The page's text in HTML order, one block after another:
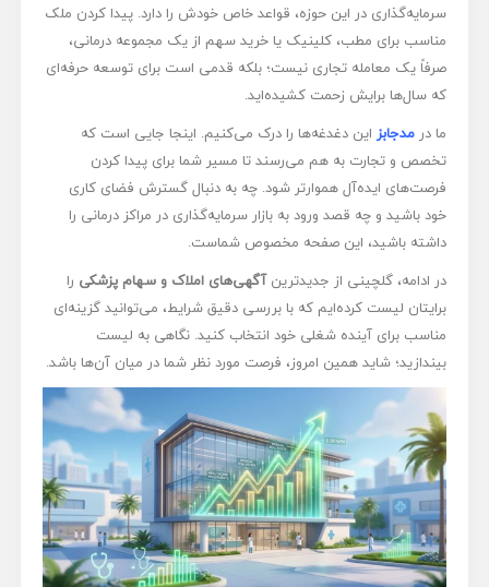
سرمایه‌گذاری در این حوزه، قواعد خاص خودش را دارد. پیدا کردن ملک
مناسب برای مطب، کلینیک یا خرید سهم از یک مجموعه درمانی،
صرفاً یک معامله تجاری نیست؛ بلکه قدمی است برای توسعه حرفه‌ای
که سال‌ها برایش زحمت کشیده‌اید.
ما درمدجابز این دغدغه‌ها را درک می‌کنیم. اینجا جایی است که
تخصص و تجارت به هم می‌رسند تا مسیر شما برای پیدا کردن
فرصت‌های ایده‌آل هموارتر شود. چه به دنبال گسترش فضای کاری
خود باشید و چه قصد ورود به بازار سرمایه‌گذاری در مراکز درمانی را
داشته باشید، این صفحه مخصوص شماست.
در ادامه، گلچینی از جدیدترینآگهی‌های املاک و سهام پزشکی را
برایتان لیست کرده‌ایم که با بررسی دقیق شرایط، می‌توانید گزینه‌ای
مناسب برای آینده شغلی خود انتخاب کنید. نگاهی به لیست
بیندازید؛ شاید همین امروز، فرصت مورد نظر شما در میان آن‌ها باشد.